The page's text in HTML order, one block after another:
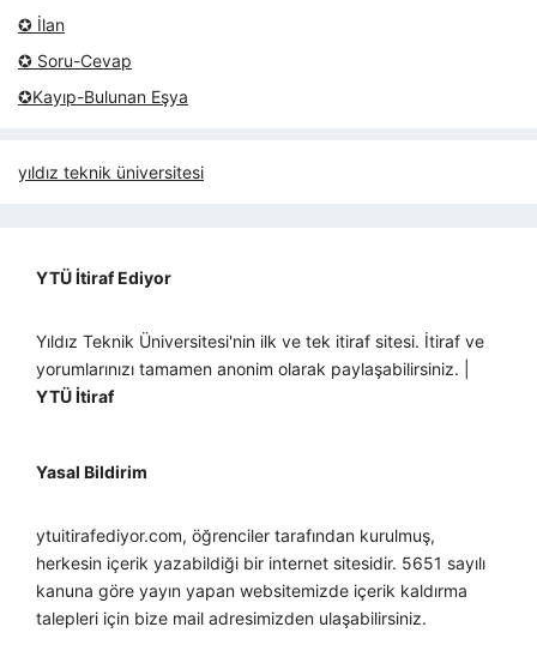
✪ İlan
✪ Soru-Cevap
✪Kayıp-Bulunan Eşya
yıldız teknik üniversitesi
YTÜ İtiraf Ediyor
Yıldız Teknik Üniversitesi'nin ilk ve tek itiraf sitesi. İtiraf ve
yorumlarınızı tamamen anonim olarak paylaşabilirsiniz. |
YTÜ İtiraf
Yasal Bildirim
ytuitirafediyor.com, öğrenciler tarafından kurulmuş,
herkesin içerik yazabildiği bir internet sitesidir. 5651 sayılı
kanuna göre yayın yapan websitemizde içerik kaldırma
talepleri için bize mail adresimizden ulaşabilirsiniz.